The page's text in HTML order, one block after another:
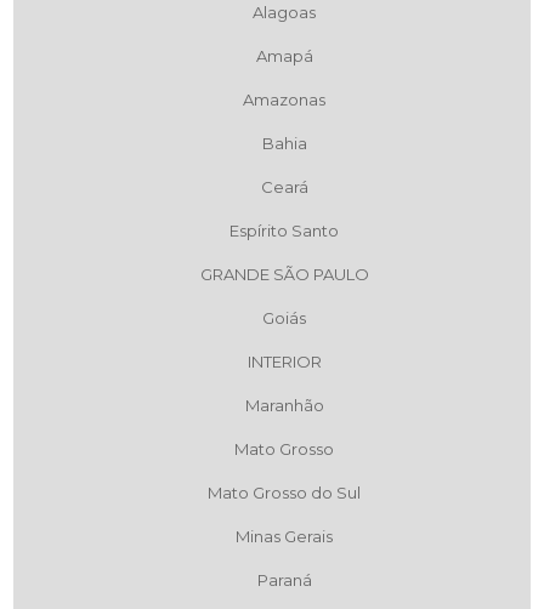
Alagoas
Amapá
Amazonas
Bahia
Ceará
Espírito Santo
GRANDE SÃO PAULO
Goiás
INTERIOR
Maranhão
Mato Grosso
Mato Grosso do Sul
Minas Gerais
Paraná